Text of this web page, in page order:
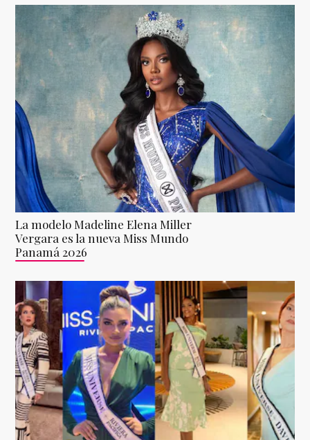
La modelo Madeline Elena Miller
Vergara es la nueva Miss Mundo
Panamá 2026